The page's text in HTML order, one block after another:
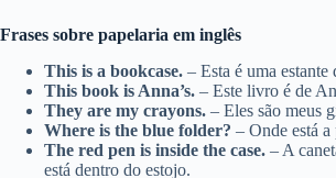
Frases sobre papelaria em inglês
This is a bookcase. – Esta é uma estante
This book is Anna’s. – Este livro é de
They are my crayons. – Eles são meus
Where is the blue folder? – Onde está a
The red pen is inside the case. – A
está dentro do estojo.